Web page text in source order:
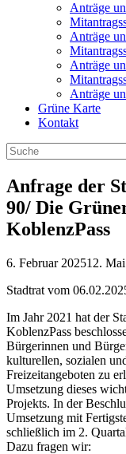
Anträge
Anträge
Anträge
Anträge
Grüne Karte
Kontakt
Anfrage der
90/ Die
KoblenzPass
6. Februar 202512.
Stadtrat vom
Im Jahr 2021 hat der
KoblenzPass
Bürgerinnen und
kulturellen, sozialen
Freizeitangeboten zu
Umsetzung dieses
Projekts. In der
Umsetzung mit
schließlich im 2.
Dazu fragen wir: